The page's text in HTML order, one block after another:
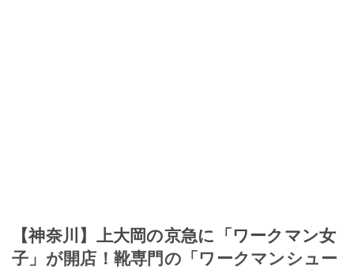
【神奈川】上大岡の京急に「ワークマン女
子」が開店！靴専門の「ワークマンシュー